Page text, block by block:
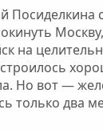
Посиделкина
на
Но вот —
только два